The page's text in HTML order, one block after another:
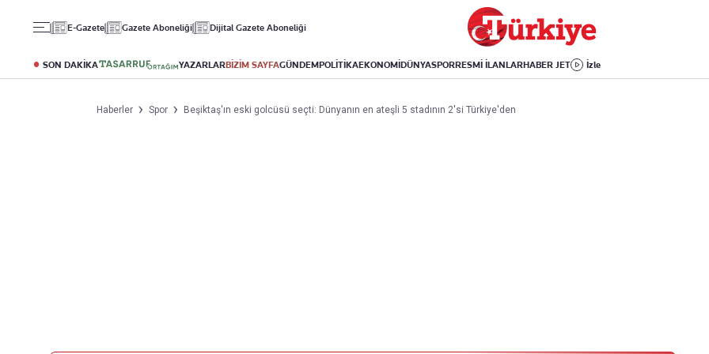
E-Gazete Gazete Aboneliği Dijital Gazete Aboneliği
SON DAKİKA YAZARLARBİZİM SAYFAGÜNDEMPOLİTİKAEKONOMİDÜNYASPORRESMİ İLANLARHABER JET İzle
Altın
Döviz
Kripto Para
Puan Durumu
Fikstür
Avrupa Ligi
Avrupa
Amerika
İsrail-Gazze
Yaşam
Sağlık
Yemek
Aktüel
Kitap
Haberler Spor Beşiktaş'ın eski golcüsü seçti: Dünyanın en ateşli 5 stadının 2'si Türkiye'den